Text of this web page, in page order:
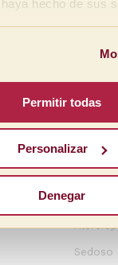
hecho de sus
Permitir todas
Personalizar
Denegar
Oleoso
Meloso
Sedoso